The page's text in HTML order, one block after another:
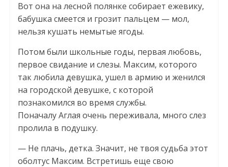
Вот она на лесной полянке собирает ежевику,
бабушка смеется и грозит пальцем — мол,
нельзя кушать немытые ягоды.
Потом были школьные годы, первая любовь,
первое свидание и слезы. Максим, которого
так любила девушка, ушел в армию и женился
на городской девушке, с которой
познакомился во время службы.
Поначалу Аглая очень переживала, много слез
пролила в подушку.
— Не плачь, детка. Значит, не твоя судьба этот
оболтус Максим. Встретишь еще свою